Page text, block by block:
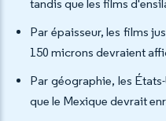
tandis que les films
Par épaisseur, les films
150 microns devraient
Par géographie, les
que le Mexique devrait